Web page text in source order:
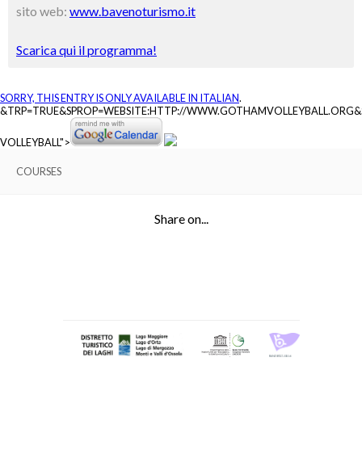
sito web: www.bavenoturismo.it
Scarica qui il programma!
SORRY, THIS ENTRY IS ONLY AVAILABLE IN ITALIAN.
&TRP=TRUE&SPROP=WEBSITE:HTTP://
VOLLEYBALL">
COURSES
Share on...